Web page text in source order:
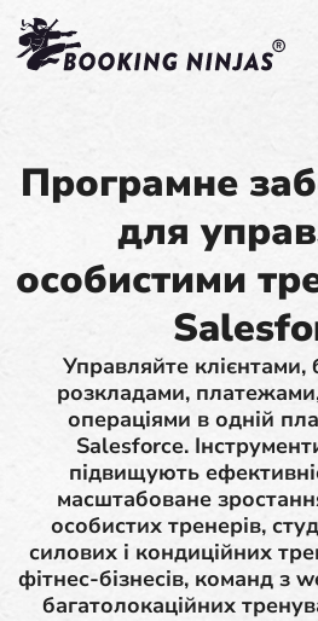
Програмне
для
особистими
Управляйте
розкладами,
операціями в одній
Salesforce.
підвищують
масштабоване
особистих тренерів,
силових і кондиційних
фітнес-бізнесів, команд з
багатолокаційних